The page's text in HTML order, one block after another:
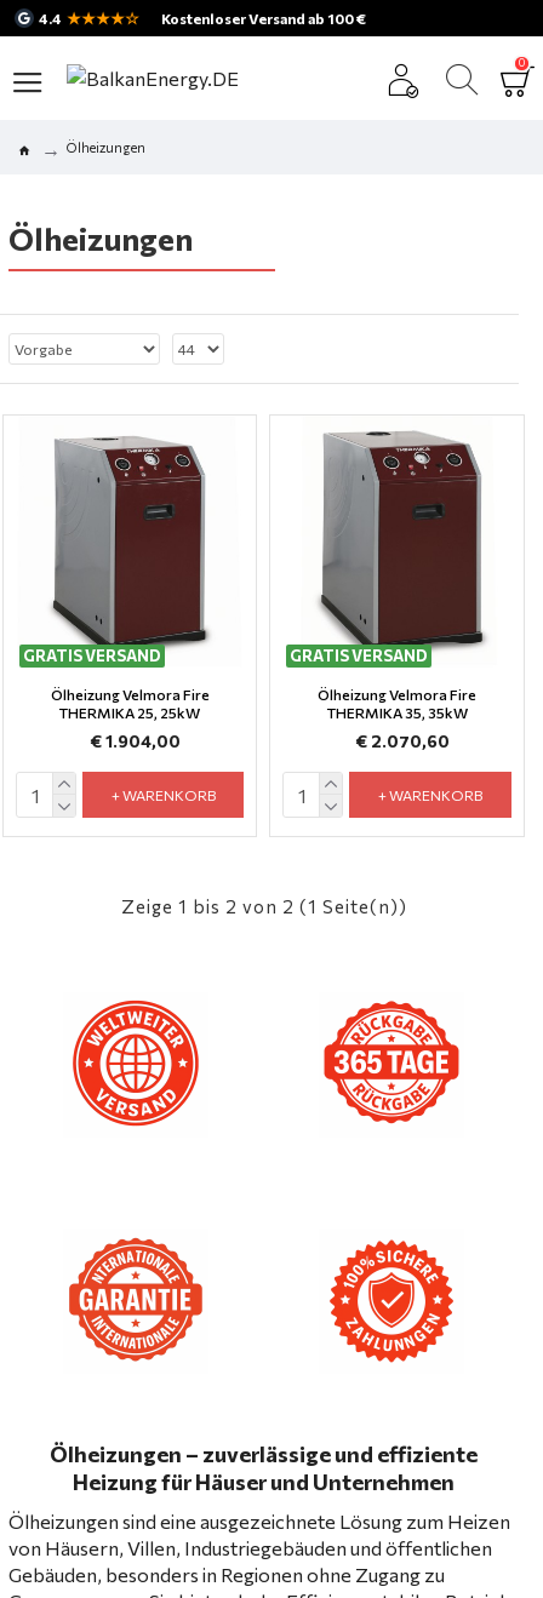
4.4 ★★★★☆ Kostenloser Versand ab 100 €
0
Ölheizungen
Ölheizungen
GRATIS VERSAND
Ölheizung Velmora Fire
THERMIKA 25, 25kW
€ 1.904,00
+ WARENKORB
GRATIS VERSAND
Ölheizung Velmora Fire
THERMIKA 35, 35kW
€ 2.070,60
+ WARENKORB
Zeige 1 bis 2 von 2 (1 Seite(n))
Ölheizungen – zuverlässige und effiziente
Heizung für Häuser und Unternehmen
Ölheizungen sind eine ausgezeichnete Lösung zum Heizen
von Häusern, Villen, Industriegebäuden und öffentlichen
Gebäuden, besonders in Regionen ohne Zugang zu